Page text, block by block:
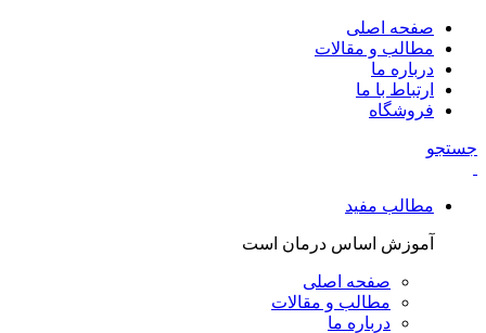
صفحه اصلی
مطالب و مقالات
درباره ما
ارتباط با ما
فروشگاه
جستجو
مطالب مفید
آموزش اساس درمان است
صفحه اصلی
مطالب و مقالات
درباره ما